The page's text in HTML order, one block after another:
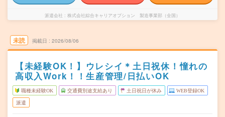
派遣会社 株式会社綜合キャリアオプション 製造事業部（全国）
未読 掲載日 2026/08/06
【未経験OK！】ウレシイ＊土日祝休！憧れの
高収入Work！！生産管理/日払いOK
職種未経験OK 交通費別途支給あり 土日祝日が休み WEB登録OK
派遣